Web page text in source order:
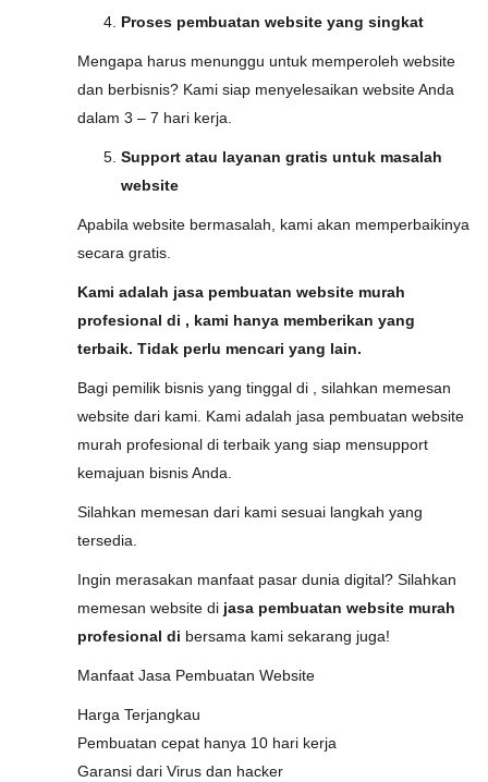
Proses pembuatan website yang singkat
Mengapa harus menunggu untuk memperoleh website
dan berbisnis? Kami siap menyelesaikan website Anda
dalam 3 – 7 hari kerja.
Support atau layanan gratis untuk masalah
website
Apabila website bermasalah, kami akan memperbaikinya
secara gratis.
Kami adalah jasa pembuatan website murah
profesional di , kami hanya memberikan yang
terbaik. Tidak perlu mencari yang lain.
Bagi pemilik bisnis yang tinggal di , silahkan memesan
website dari kami. Kami adalah jasa pembuatan website
murah profesional di terbaik yang siap mensupport
kemajuan bisnis Anda.
Silahkan memesan dari kami sesuai langkah yang
tersedia.
Ingin merasakan manfaat pasar dunia digital? Silahkan
memesan website di jasa pembuatan website murah
profesional di bersama kami sekarang juga!
Manfaat Jasa Pembuatan Website
Harga Terjangkau
Pembuatan cepat hanya 10 hari kerja
Garansi dari Virus dan hacker